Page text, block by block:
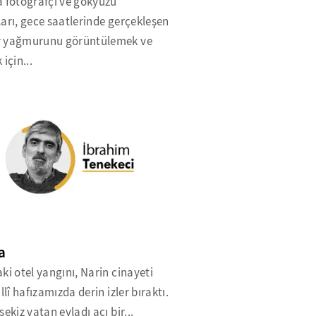
gece saatlerinde gerçekleşen
görüntülemek ve
için...
otel yangını, Narin cinayeti
hafızamızda derin izler bıraktı.
vatan evladı acı bir...